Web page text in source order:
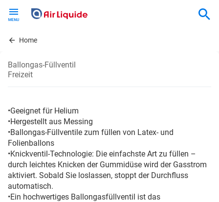
contentHome
Ballongas-Füllventil
Freizeit
•Geeignet für Helium
•Hergestellt aus Messing
•Ballongas-Füllventile zum füllen von Latex- und
Folienballons
•Knickventil-Technologie: Die einfachste Art zu füllen –
durch leichtes Knicken der Gummidüse wird der Gasstrom
aktiviert. Sobald Sie loslassen, stoppt der Durchfluss
automatisch.
•Ein hochwertiges Ballongasfüllventil ist das